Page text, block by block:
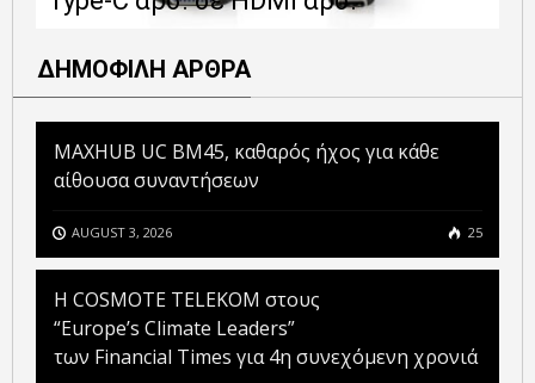
ΔΗΜΟΦΙΛΗ ΑΡΘΡΑ
MAXHUB UC BM45, καθαρός ήχος για κάθε
αίθουσα συναντήσεων
AUGUST 3, 2026 25
Η COSMOTE TELEKOM στους
“Europe’s Climate Leaders”
των Financial Times για 4η συνεχόμενη χρονιά